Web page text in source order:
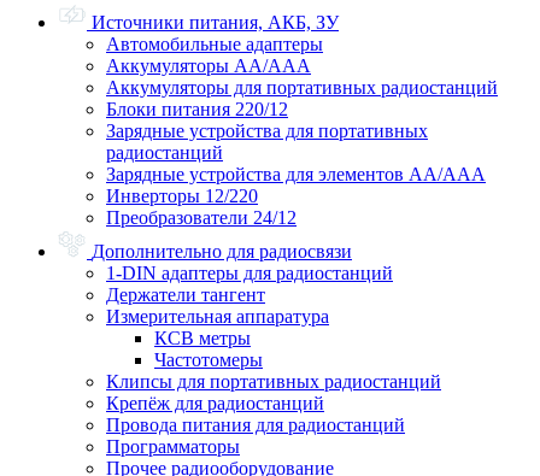
Источники питания, АКБ, ЗУ
Автомобильные адаптеры
Аккумуляторы АА/ААА
Аккумуляторы для портативных радиостанций
Блоки питания 220/12
Зарядные устройства для портативных
радиостанций
Зарядные устройства для элементов АА/ААА
Инверторы 12/220
Преобразователи 24/12
Дополнительно для радиосвязи
1-DIN адаптеры для радиостанций
Держатели тангент
Измерительная аппаратура
КСВ метры
Частотомеры
Клипсы для портативных радиостанций
Крепёж для радиостанций
Провода питания для радиостанций
Программаторы
Прочее радиооборудование